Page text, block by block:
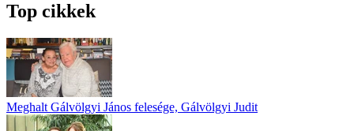
Top cikkek
Meghalt Gálvölgyi János felesége, Gálvölgyi Judit